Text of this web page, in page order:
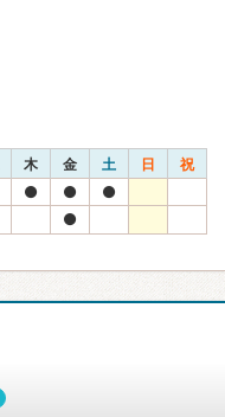
木 金 土 日 祝